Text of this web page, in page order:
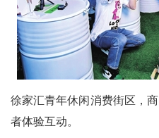
徐家汇青年休闲消费街区，
者体验互动。